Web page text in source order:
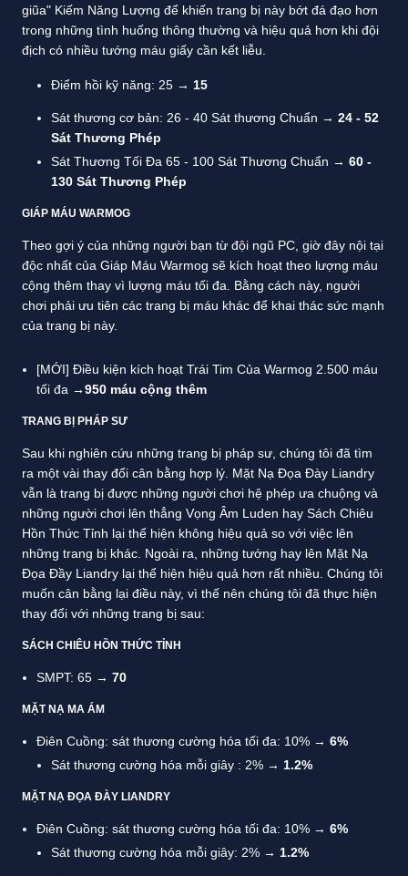
giũa" Kiếm Năng Lượng để khiến trang bị này bớt đá đạo hơn
trong những tình huống thông thường và hiệu quả hơn khi đội
địch có nhiều tướng máu giấy cần kết liễu.
Điểm hồi kỹ năng: 25 → 15
Sát thương cơ bản: 26 - 40 Sát thương Chuẩn → 24 - 52
Sát Thương Phép
Sát Thương Tối Đa 65 - 100 Sát Thương Chuẩn → 60 -
130 Sát Thương Phép
GIÁP MÁU WARMOG
Theo gợi ý của những người bạn từ đội ngũ PC, giờ đây nội tại
độc nhất của Giáp Máu Warmog sẽ kích hoạt theo lượng máu
cộng thêm thay vì lượng máu tối đa. Bằng cách này, người
chơi phải ưu tiên các trang bị máu khác để khai thác sức mạnh
của trang bị này.
[MỚI] Điều kiện kích hoạt Trái Tim Của Warmog 2.500 máu
tối đa →950 máu cộng thêm
TRANG BỊ PHÁP SƯ
Sau khi nghiên cứu những trang bị pháp sư, chúng tôi đã tìm
ra một vài thay đổi cân bằng hợp lý. Mặt Nạ Đọa Đày Liandry
vẫn là trang bị được những người chơi hệ phép ưa chuộng và
những người chơi lên thẳng Vọng Âm Luden hay Sách Chiêu
Hồn Thức Tỉnh lại thể hiện không hiệu quả so với việc lên
những trang bị khác. Ngoài ra, những tướng hay lên Mặt Nạ
Đọa Đầy Liandry lại thể hiện hiệu quả hơn rất nhiều. Chúng tôi
muốn cân bằng lại điều này, vì thế nên chúng tôi đã thực hiện
thay đổi với những trang bị sau:
SÁCH CHIÊU HỒN THỨC TỈNH
SMPT: 65 → 70
MẶT NẠ MA ÁM
Điên Cuồng: sát thương cường hóa tối đa: 10% → 6%
Sát thương cường hóa mỗi giây : 2% → 1.2%
MẶT NẠ ĐỌA ĐÀY LIANDRY
Điên Cuồng: sát thương cường hóa tối đa: 10% → 6%
Sát thương cường hóa mỗi giây: 2% → 1.2%